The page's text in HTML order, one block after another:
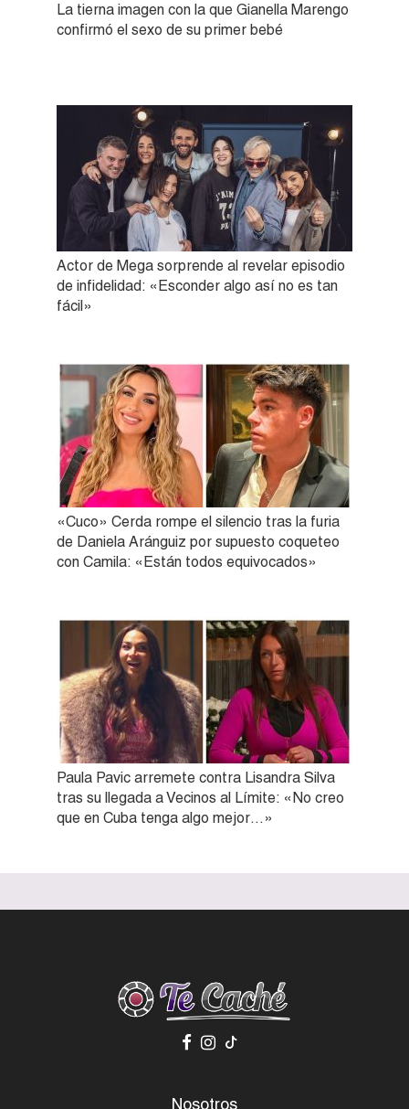
La tierna imagen con la que Gianella Marengo
confirmó el sexo de su primer bebé
Actor de Mega sorprende al revelar episodio
de infidelidad: «Esconder algo así no es tan
fácil»
«Cuco» Cerda rompe el silencio tras la furia
de Daniela Aránguiz por supuesto coqueteo
con Camila: «Están todos equivocados»
Paula Pavic arremete contra Lisandra Silva
tras su llegada a Vecinos al Límite: «No creo
que en Cuba tenga algo mejor…»
Nosotros